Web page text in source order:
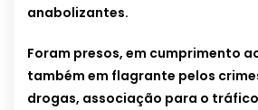
anabolizantes.
Foram presos, em cumprimento
também em flagrante pelos
drogas, associação para o